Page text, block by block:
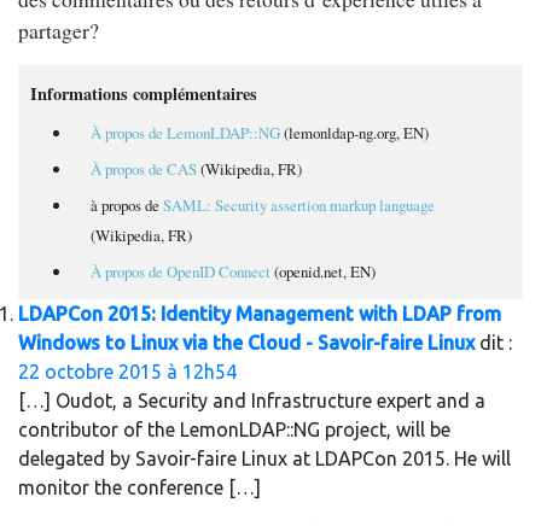
partager?
Informations complémentaires
À propos de LemonLDAP::NG(lemonldap-ng.org, EN)
À propos de CAS(Wikipedia, FR)
à propos deSAML: Security assertion markup language
(Wikipedia, FR)
À propos de OpenID Connect(openid.net, EN)
LDAPCon 2015: Identity Management with LDAP from
Windows to Linux via the Cloud - Savoir-faire Linux dit :
22 octobre 2015 à 12h54
[…] Oudot, a Security and Infrastructure expert and a
contributor of the LemonLDAP::NG project, will be
delegated by Savoir-faire Linux at LDAPCon 2015. He will
monitor the conference […]